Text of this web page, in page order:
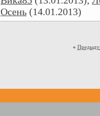
Осень (14.01.2013)
«